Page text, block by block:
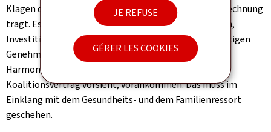
JE REFUSE
GÉRER LES COOKIES
Klagen der Arbeitgeberseite über lange Prozeduren Rechnung
trägt. Es soll für Unternehmen wieder interessant sein,
Investitionen zu tätigen, ohne monatelang auf die nötigen
Genehmigungen zu warten. Dann wollen wir bei der
Harmonisierung der "congés spéciaux", wie es der
Koalitionsvertrag vorsieht, vorankommen. Das muss im
Einklang mit dem Gesundheits- und dem Familienressort
geschehen.